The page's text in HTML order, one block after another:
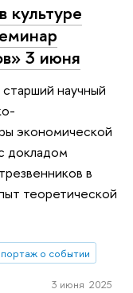
культуре
3 июня
научный
экономической
докладом
в
теоретической
о событии
3 июня 2025